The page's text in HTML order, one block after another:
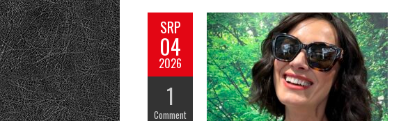
SRP
04
2026
1
Comment